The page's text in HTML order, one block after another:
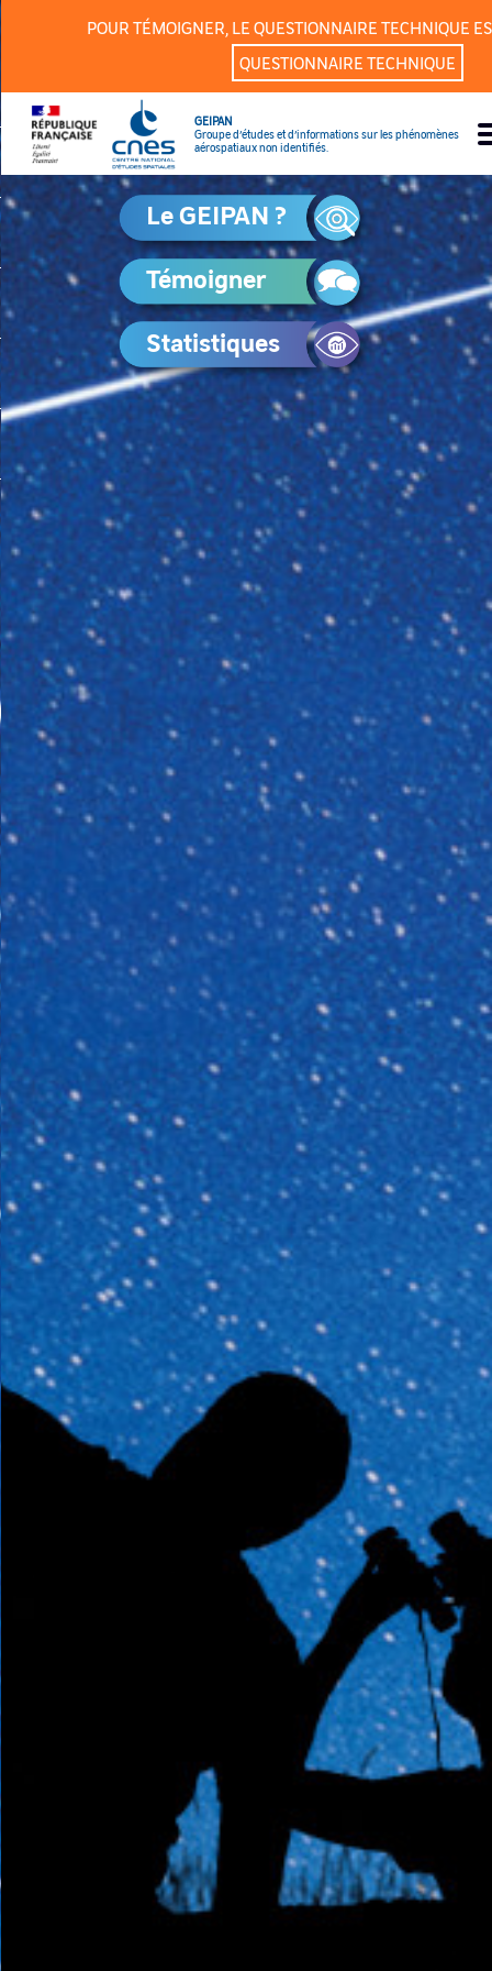
Panneau de gestion des cookies
POUR TÉMOIGNER, LE QUESTIONNAIRE TECHNIQUE
QUESTIONNAIRE TECHNIQUE
GEIPAN
Groupe d’études et d’informations sur les phénomènes
aérospatiaux non identifiés.
Le GEIPAN ?
Témoigner
Statistiques